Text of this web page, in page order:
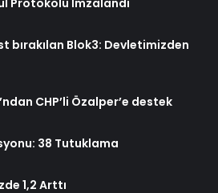
bırakılan Blok3: Devletimizden
CHP’li Özalper’e destek
38 Tutuklama
1,2 Arttı